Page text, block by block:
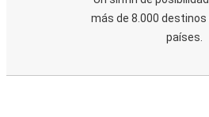
más de 8.000 destinos
países.